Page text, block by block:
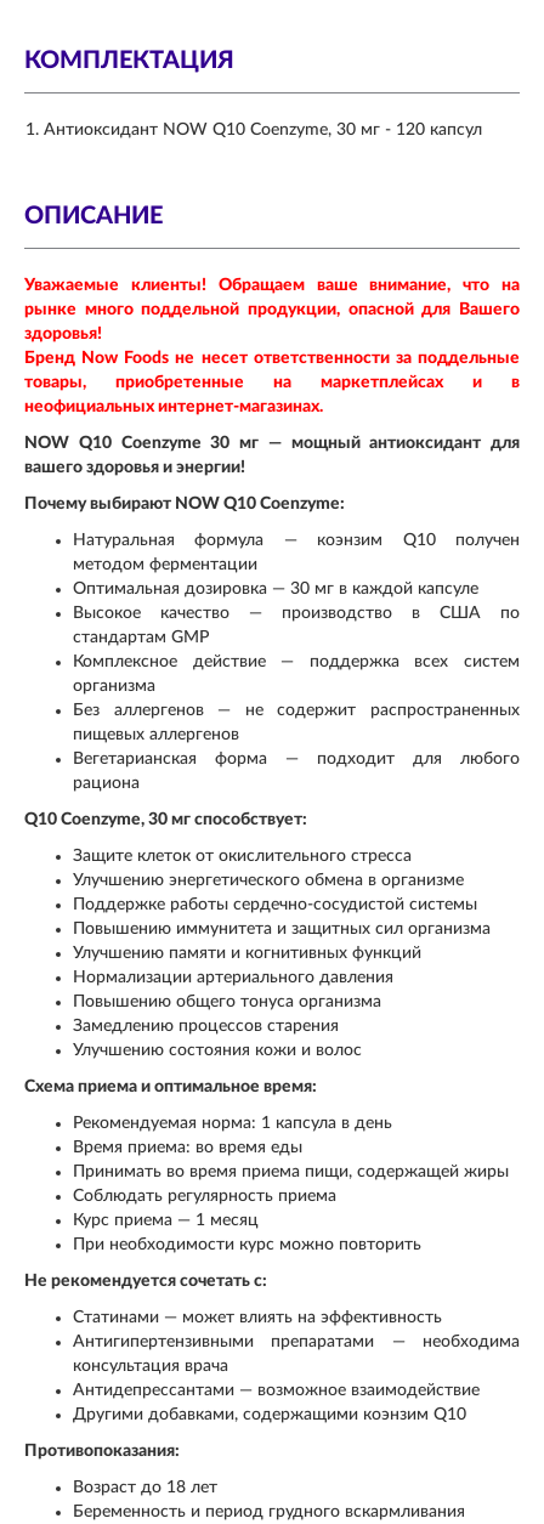
КОМПЛЕКТАЦИЯ
Антиоксидант NOW Q10 Coenzyme, 30 мг - 120 капсул
ОПИСАНИЕ
Уважаемые клиенты! Обращаем ваше внимание, что на
рынке много поддельной продукции, опасной для Вашего
здоровья!
Бренд Now Foods не несет ответственности за поддельные
товары, приобретенные на маркетплейсах и в
неофициальных интернет-магазинах.
NOW Q10 Coenzyme 30 мг — мощный антиоксидант для
вашего здоровья и энергии!
Почему выбирают NOW Q10 Coenzyme:
Натуральная формула — коэнзим Q10 получен
методом ферментации
Оптимальная дозировка — 30 мг в каждой капсуле
Высокое качество — производство в США по
стандартам GMP
Комплексное действие — поддержка всех систем
организма
Без аллергенов — не содержит распространенных
пищевых аллергенов
Вегетарианская форма — подходит для любого
рациона
Q10 Coenzyme, 30 мг способствует:
Защите клеток от окислительного стресса
Улучшению энергетического обмена в организме
Поддержке работы сердечно-сосудистой системы
Повышению иммунитета и защитных сил организма
Улучшению памяти и когнитивных функций
Нормализации артериального давления
Повышению общего тонуса организма
Замедлению процессов старения
Улучшению состояния кожи и волос
Схема приема и оптимальное время:
Рекомендуемая норма: 1 капсула в день
Время приема: во время еды
Принимать во время приема пищи, содержащей жиры
Соблюдать регулярность приема
Курс приема — 1 месяц
При необходимости курс можно повторить
Не рекомендуется сочетать с:
Статинами — может влиять на эффективность
Антигипертензивными препаратами — необходима
консультация врача
Антидепрессантами — возможное взаимодействие
Другими добавками, содержащими коэнзим Q10
Противопоказания:
Возраст до 18 лет
Беременность и период грудного вскармливания